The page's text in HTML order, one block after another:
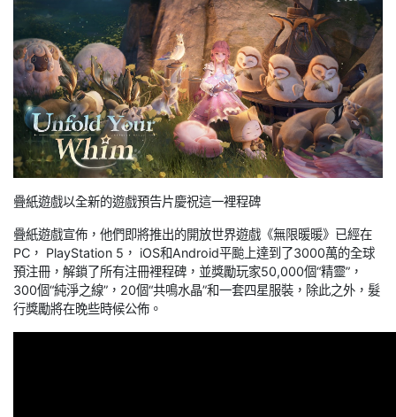
疊紙遊戲以全新的遊戲預告片慶祝這一裡程碑
疊紙遊戲宣佈，他們即將推出的開放世界遊戲《無限暖暖》已經在
PC， PlayStation 5， iOS和Android平颱上達到了3000萬的全球
預注冊，解鎖了所有注冊裡程碑，並獎勵玩家50,000個“精靈”，
300個“純淨之線”，20個“共鳴水晶”和一套四星服裝，除此之外，髮
行獎勵將在晚些時候公佈。